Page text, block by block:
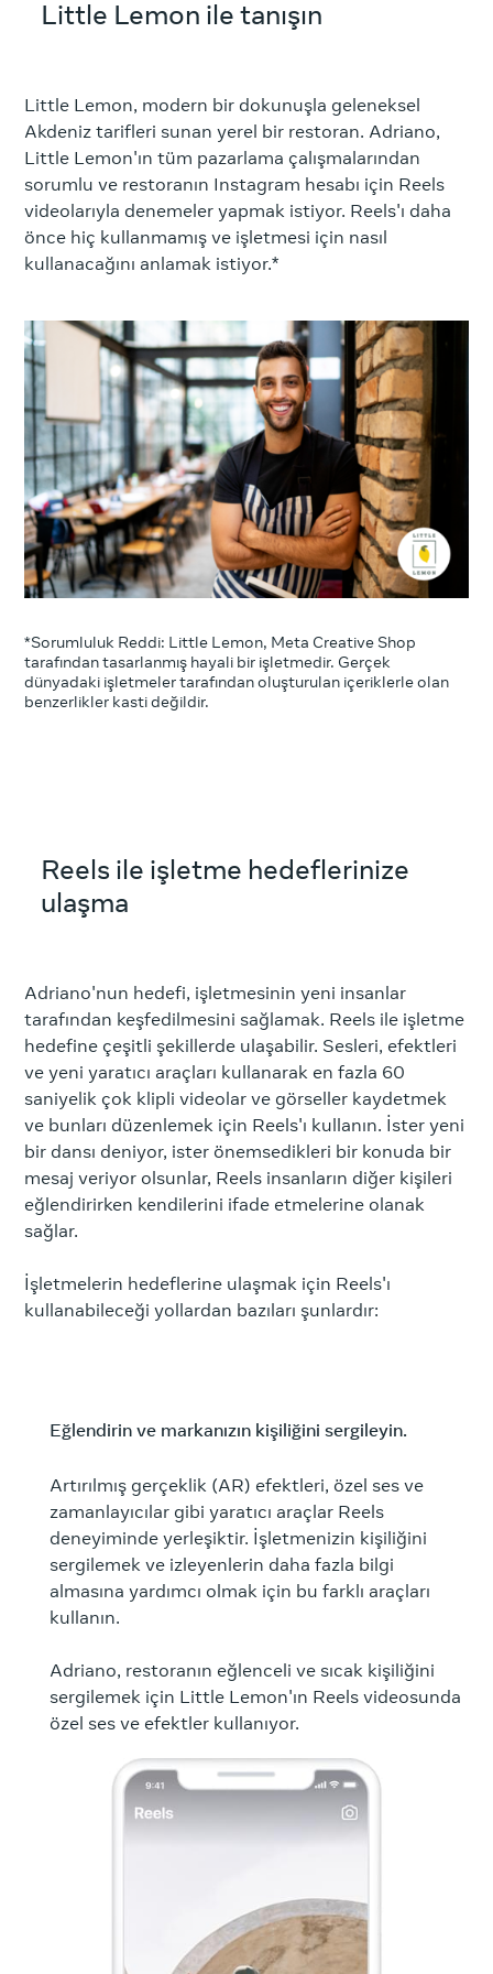
Little Lemon ile tanışın
Little Lemon, modern bir dokunuşla geleneksel
Akdeniz tarifleri sunan yerel bir restoran. Adriano,
Little Lemon'ın tüm pazarlama çalışmalarından
sorumlu ve restoranın Instagram hesabı için Reels
videolarıyla denemeler yapmak istiyor. Reels'ı daha
önce hiç kullanmamış ve işletmesi için nasıl
kullanacağını anlamak istiyor.*
*Sorumluluk Reddi: Little Lemon, Meta Creative Shop
tarafından tasarlanmış hayali bir işletmedir. Gerçek
dünyadaki işletmeler tarafından oluşturulan içeriklerle olan
benzerlikler kasti değildir.
Reels ile işletme hedeflerinize
ulaşma
Adriano'nun hedefi, işletmesinin yeni insanlar
tarafından keşfedilmesini sağlamak. Reels ile işletme
hedefine çeşitli şekillerde ulaşabilir. Sesleri, efektleri
ve yeni yaratıcı araçları kullanarak en fazla 60
saniyelik çok klipli videolar ve görseller kaydetmek
ve bunları düzenlemek için Reels'ı kullanın. İster yeni
bir dansı deniyor, ister önemsedikleri bir konuda bir
mesaj veriyor olsunlar, Reels insanların diğer kişileri
eğlendirirken kendilerini ifade etmelerine olanak
sağlar.
İşletmelerin hedeflerine ulaşmak için Reels'ı
kullanabileceği yollardan bazıları şunlardır:
Eğlendirin ve markanızın kişiliğini sergileyin.
Artırılmış gerçeklik (AR) efektleri, özel ses ve
zamanlayıcılar gibi yaratıcı araçlar Reels
deneyiminde yerleşiktir. İşletmenizin kişiliğini
sergilemek ve izleyenlerin daha fazla bilgi
almasına yardımcı olmak için bu farklı araçları
kullanın.
Adriano, restoranın eğlenceli ve sıcak kişiliğini
sergilemek için Little Lemon'ın Reels videosunda
özel ses ve efektler kullanıyor.